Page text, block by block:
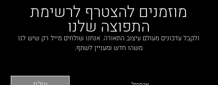
מוזמנים להצטרף לרשימת
התפוצה שלנו
ולקבל עדכונים מעולם עיצוב התאורה. אנחנו שולחים מייל רק שיש לנו
משהו חדש ומעניין לשתף.